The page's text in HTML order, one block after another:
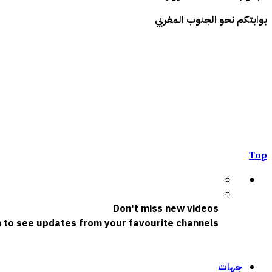
بوابتكم نحو الجنوب المغربي
Top
Don't miss new videos
to see updates from your favourite channels
جهات